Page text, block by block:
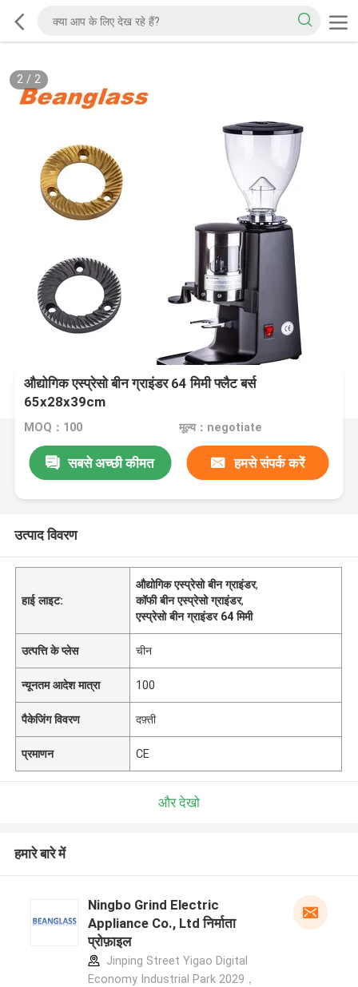
2/ 2
औद्योगिक एस्प्रेसो बीन ग्राइंडर 64 मिमी फ्लैट बर्स
65x28x39cm
MOQ：100 मूल्य：negotiate
सबसे अच्छी कीमत हमसे संपर्क करें
उत्पाद विवरण
हाई लाइट:
औद्योगिक एस्प्रेसो बीन ग्राइंडर,
कॉफी बीन एस्प्रेसो ग्राइंडर,
एस्प्रेसो बीन ग्राइंडर 64 मिमी
उत्पत्ति के प्लेस चीन
न्यूनतम आदेश मात्रा 100
पैकेजिंग विवरण दफ़्ती
प्रमाणन CE
और देखो
हमारे बारे में
Ningbo Grind Electric
Appliance Co., Ltd निर्माता
प्रोफ़ाइल
Jinping Street Yigao Digital
Economy Industrial Park 2029，